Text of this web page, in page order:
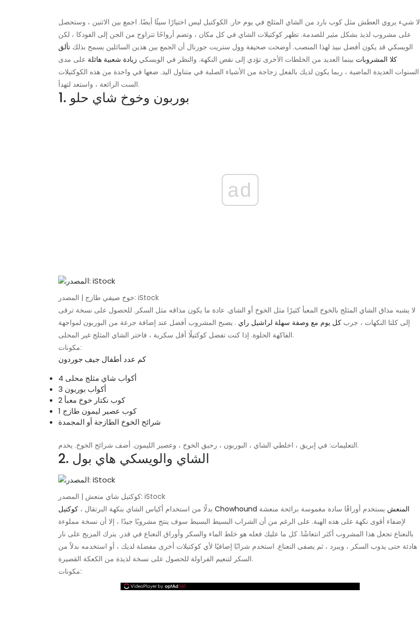
لا شيء يروي العطش مثل كوب بارد من الشاي المثلج في يوم حار. الكوكتيل ليس اختيارًا سيئًا أيضًا. اجمع بين الاثنين ، وستحصل
على مشروب لذيذ بشكل مثير للصدمة. تظهر كوكتيلات الشاي في كل مكان ، وتضم أرواحًا تتراوح من الجن إلى الفودكا ، لكن
الويسكي قد يكون أفضل نبيذ لهذا المنصب. أوضحت صحيفة وول ستريت جورنال أن الجمع بين هذين السائلين يسمح بذلك تألق
كلا المشروبات بينما العديد من الخلطات الأخرى تؤدي إلى نقص النكهة. والنظر في الويسكي زيادة شعبية هائلة على مدى
السنوات العديدة الماضية ، ربما يكون لديك بالفعل زجاجة من الأشياء الصلبة في متناول اليد. ضعها في واحدة من هذه الكوكتيلات
الست الرائعة ، واستعد لتهدأ.
1. بوربون وخوخ شاي حلو
ad
خوخ صيفي طازج | المصدر: iStock
لا يشبه مذاق الشاي المثلج بالخوخ المعبأ كثيرًا مثل الخوخ أو الشاي. عادة ما يكون مذاقه مثل السكر. للحصول على نسخة ترقى
إلى كلتا النكهات ، جرب كل يوم مع وصفة سهلة لراشيل راي . يصبح المشروب أفضل عند إضافة جرعة من البوربون لمواجهة
الفاكهة الحلوة. إذا كنت تفضل كوكتيلًا أقل سكرية ، فاختر الشاي المثلج غير المحلى.
مكونات:
كم عدد أطفال جيف جوردون
4 أكواب شاي مثلج محلى
3 أكواب بوربون
2 كوب نكتار خوخ معبأ
1 كوب عصير ليمون طازج
شرائح الخوخ الطازجة أو المجمدة
التعليمات: في إبريق ، اخلطي الشاي ، البوربون ، رحيق الخوخ ، وعصير الليمون. أضف شرائح الخوخ. يخدم.
2. الشاي والويسكي هاي بول
كوكتيل شاي منعش | المصدر: iStock
بدلًا من استخدام أكياس الشاي بنكهة البرتقال ،
كوكتيل Chowhound المنعش يستخدم أوراقًا سادة مغموسة برائحة منعشة
لإضفاء أقوى نكهة على هذه الهبة. على الرغم من أن الشراب البسيط البسيط سوف ينتج مشروبًا جيدًا ، إلا أن نسخة مملوءة
بالنعناع تجعل هذا المشروب أكثر انتعاشًا. كل ما عليك فعله هو خلط الماء والسكر وأوراق النعناع في قدر. يترك المزيج على نار
هادئة حتى يذوب السكر ، ويبرد ، ثم يصفى النعناع. استخدم شرابًا إضافيًا لأي كوكتيلات أخرى مفضلة لديك ، أو استخدمه بدلاً من
السكر لتنعيم الفراولة للحصول على نسخة لذيذة من الكعكة القصيرة.
مكونات: